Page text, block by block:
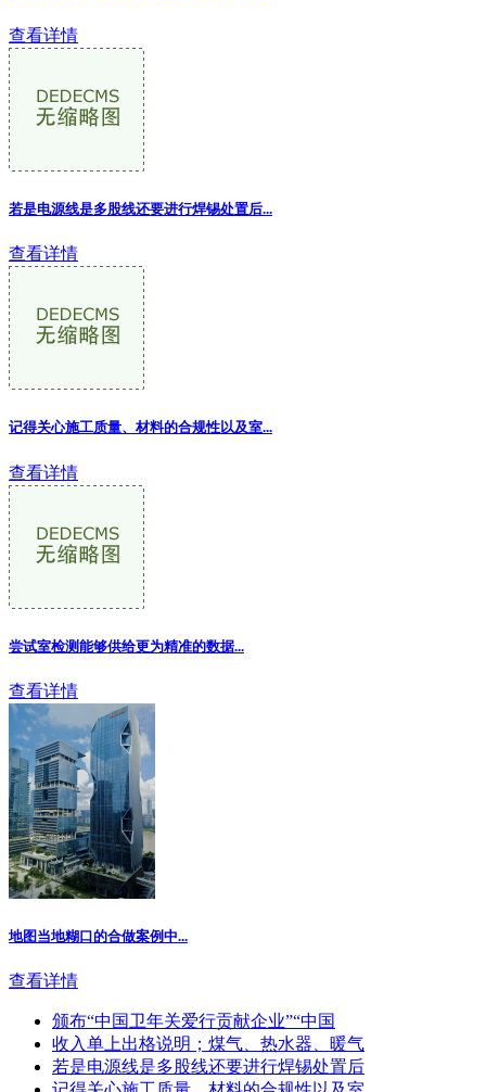
查看详情
若是电源线是多股线还要进行焊锡处置后...
查看详情
记得关心施工质量、材料的合规性以及室...
查看详情
尝试室检测能够供给更为精准的数据...
查看详情
地图当地糊口的合做案例中...
查看详情
颁布“中国卫年关爱行贡献企业”“中国
收入单上出格说明；煤气、热水器、暖气
若是电源线是多股线还要进行焊锡处置后